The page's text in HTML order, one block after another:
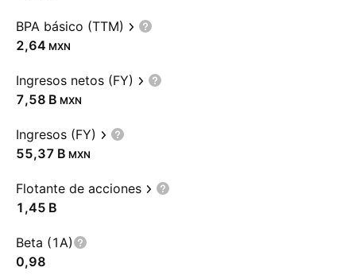
BPA básico (TTM)
2,64 MXN
Ingresos netos (FY)
‪7,58 B‬ MXN
Ingresos (FY)
‪55,37 B‬ MXN
Flotante de acciones
‪1,45 B‬
Beta (1A)
0,98